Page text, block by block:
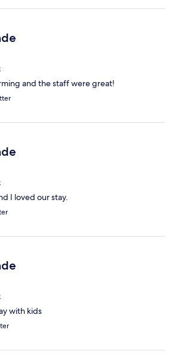
and the staff were great!
I loved our stay.
with kids